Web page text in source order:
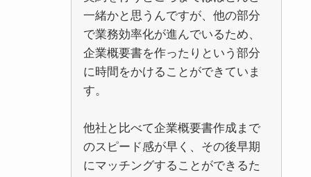
一緒かと思うんですが、他の部分
で業務効率化が進んでいるため、
企業概要書を作ったりという部分
に時間をかけることができていま
す。
他社と比べて企業概要書作成まで
のスピード感が早く、その後早期
にマッチングすることができるた